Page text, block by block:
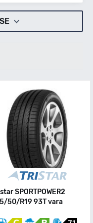
SPORTPOWER2
50/R19 93T vara